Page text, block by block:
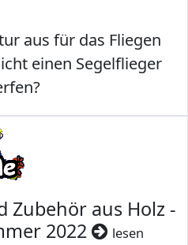
aus für das Fliegen
einen Segelflieger
Zubehör aus Holz -
2022
lesen